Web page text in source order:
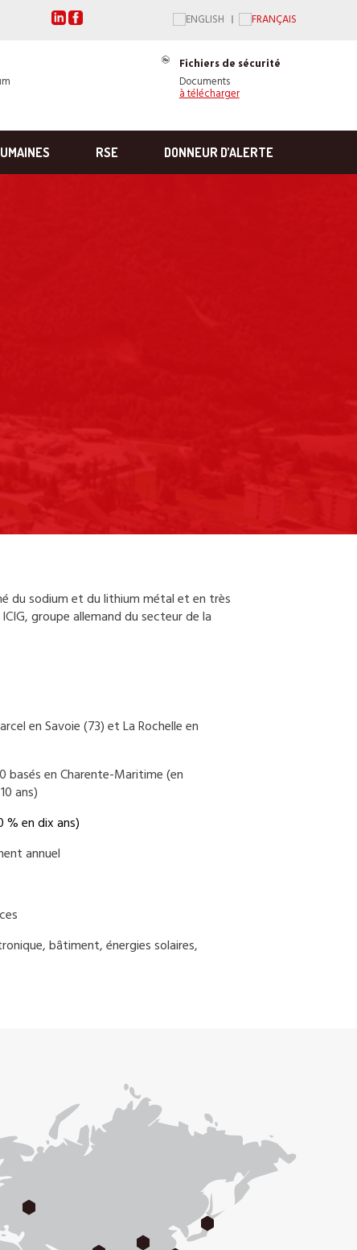
Fichiers de sécurité
Documents
à télécharger
RSE DONNEUR D’ALERTE
du sodium et du lithium métal et en très
groupe allemand du secteur de la
en Savoie (73) et La Rochelle en
basés en Charente-Maritime (en
ans)
% en dix ans)
annuel
bâtiment, énergies solaires,